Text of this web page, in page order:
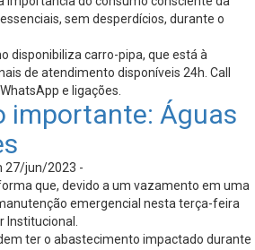
sem desperdícios, durante o
disponibiliza carro-pipa, que está à
de atendimento disponíveis 24h. Call
e ligações.
importante: Águas
27/jun/2023 -
que, devido a um vazamento em uma
emergencial nesta terça-feira
Institucional.
ter o abastecimento impactado durante